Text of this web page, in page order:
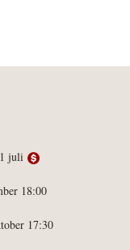
juli
18:00
17:30